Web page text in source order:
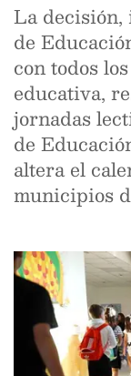
La decisión,
de
con todos
educativa,
jornadas
de
altera el
municipios